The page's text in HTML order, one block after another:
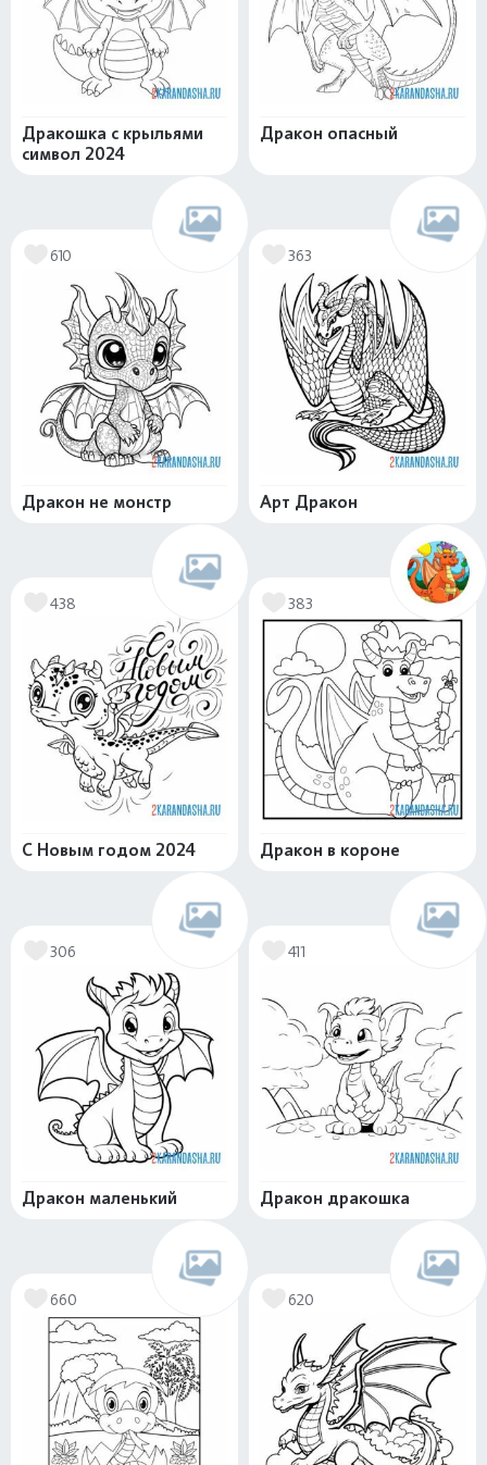
Дракошка с крыльями
символ 2024
Дракон опасный
610
Дракон не монстр
363
Арт Дракон
438
С Новым годом 2024
383
Дракон в короне
306
Дракон маленький
411
Дракон дракошка
660 620